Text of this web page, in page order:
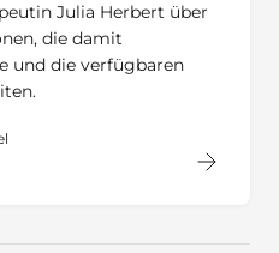
Julia Herbert über
die damit
und die verfügbaren